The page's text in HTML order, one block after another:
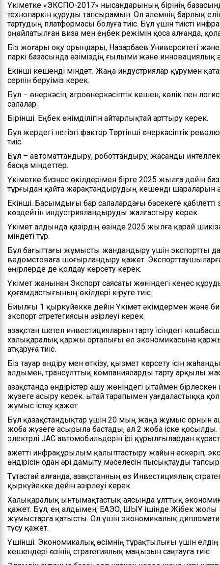
Үкіметке «ЭКСПО-2017» нысандарының бірінің
технопаркін құруды тапсырамын. Ол әлемнің барлық
тартудың платформасы болуға тиіс. Бұл үшін тиісті
оңайлатылған виза мен еңбек режімін қоса алғанда,
Біз жоғары оқу орындары, Назарбаев Университеті
паркі базасында өзіміздің ғылыми және инновациялық
Екінші кешенді міндет. Жаңа индустриялар құрумен
серпін беруіміз керек.
Бұл – өнеркәсіп, агроөнеркәсіптік кешен, көлік пен
салалар.
Бірінші. Еңбек өнімділігін айтарлықтай арттыру керек.
Бұл жердегі негізгі фактор Төртінші өнеркәсіптік
тиіс.
Бұл – автоматтандыру, роботтандыру, жасанды
басқа міндеттер.
Үкіметке бизнес өкілдерімен бірге 2025 жылға дейін
тұрғыдан қайта жарақтандырудың кешенді шараларын
Екінші. Басымдығы бар салалардағы бәсекеге қабілетті
көздейтін индустрияландыруды жалғастыру керек.
Үкімет алдында қазірдің өзінде 2025 жылға қарай
міндеті тұр.
Бұл бағыттағы жұмысты жандандыру үшін экспортты
ведомстоваға шоғырландыру қажет.
өңірлерде де қолдау көрсету керек.
Үкімет жанынан Экспорт саясаты жөніндегі кеңес
қоғамдастығының өкілдері кіруге тиіс.
Биылғы 1 қыркүйекке дейін Үкімет әкімдермен және
экспорт стретегиясын әзірлеуі керек.
Қазақстан шетел инвестицияларын тарту ісіндегі
халықаралық қаржы орталығы ел экономикасына
атқаруға тиіс.
Біз тауар өндіру мен өткізу, қызмет көрсету ісін
алдымен, трансұлттық компанияларды тарту арқылы
Қазақстанда өндірістер ашу жөніндегі Қытаймен
жүзеге асыру керек. Қытай тарапымен уағдаластыққа
жұмыс істеу қажет.
Бұл қазақстандықтар үшін 20 мың жаңа жұмыс орнын
жоба жүзеге асырыла бастады, ал 2 жоба іске қосылды.
электрлі JAC автомобильдерін ірі құрылғылардан
Қажетті инфрақұрылым қалыптастыру жайын ескеріп,
өндірісін одан әрі дамыту мәселесін пысықтауды
Тұтастай алғанда, Қазақстанның өз Инвестициялық
қыркүйекке дейін әзірлеуі керек.
Халықаралық ынтымақтастық аясында ұлттық
қажет. Бұл, ең алдымен, ЕАЭО, ШЫҰ ішінде Жібек жолы
жұмыстарға қатысты. Ол үшін экономикалық
түсу қажет.
Үшінші. Экономикалық өсімнің тұрақтылығы үшін
кешендері өзінің стратегиялық маңызын сақтауға тиіс.